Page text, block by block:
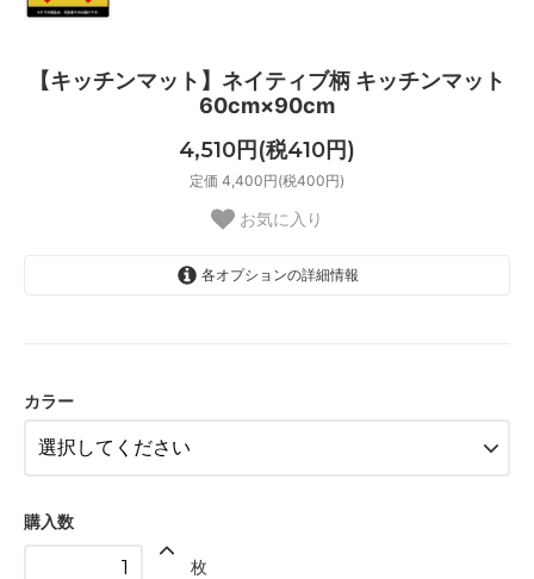
【キッチンマット】ネイティブ柄 キッチンマット
60cm×90cm
4,510円(税410円)
定価 4,400円(税400円)
お気に入り
各オプションの詳細情報
カラー
購入数
枚